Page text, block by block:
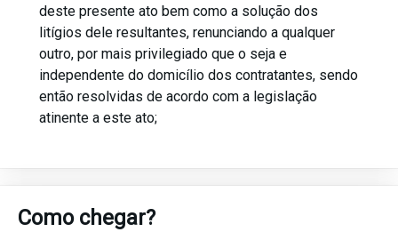
deste presente ato bem como a solução dos
litígios dele resultantes, renunciando a qualquer
outro, por mais privilegiado que o seja e
independente do domicílio dos contratantes, sendo
então resolvidas de acordo com a legislação
atinente a este ato;
Como chegar?